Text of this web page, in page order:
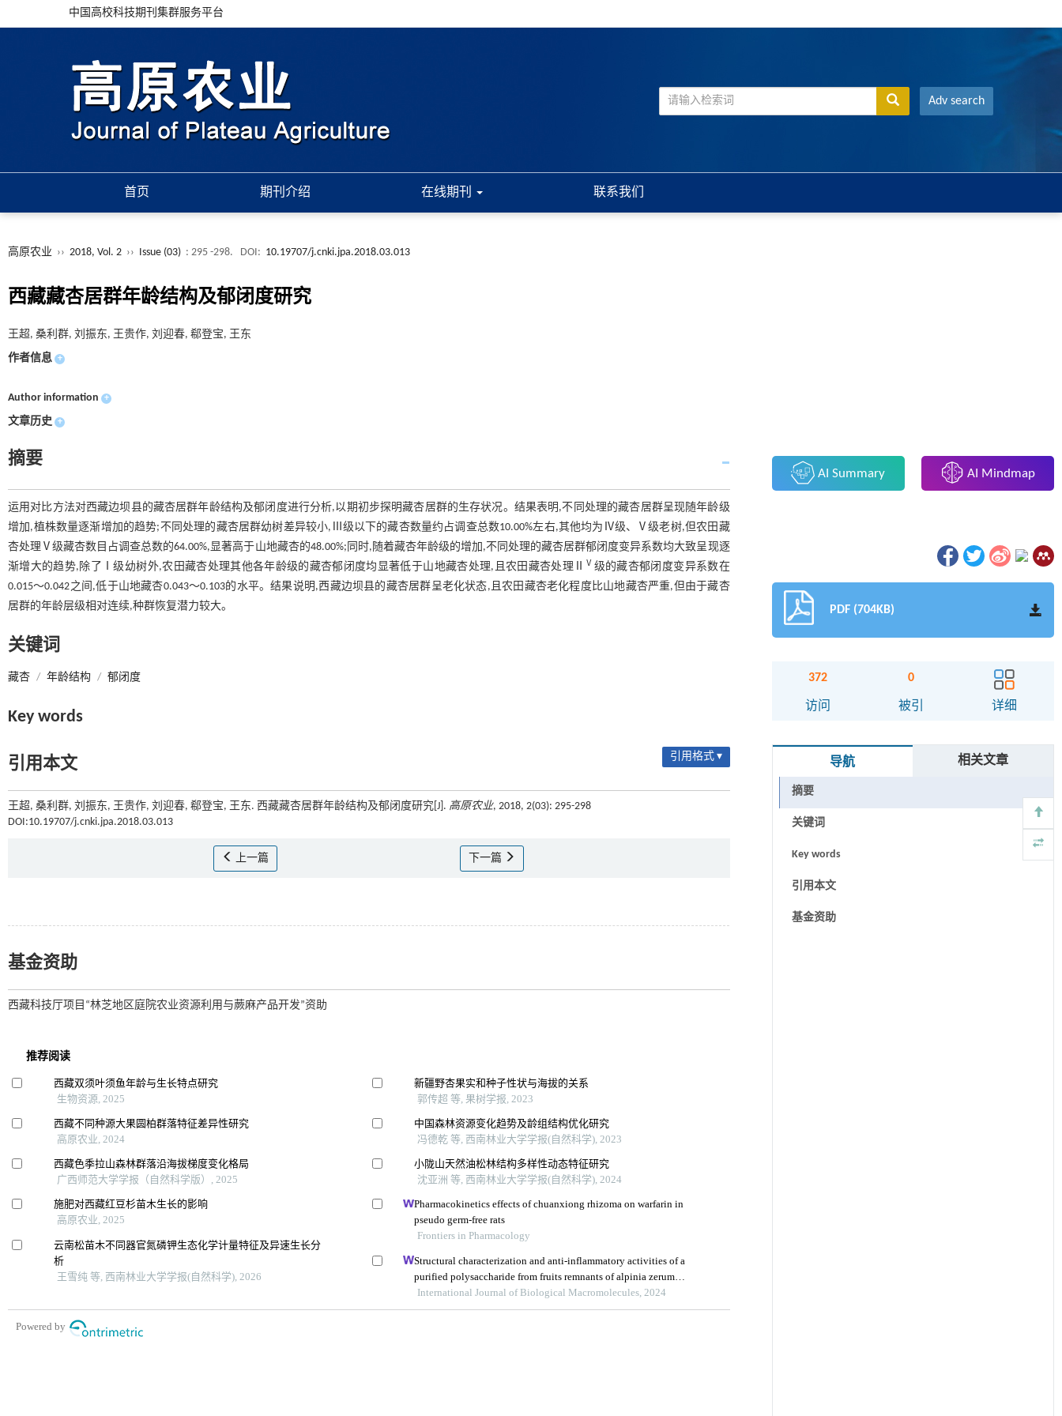
中国高校科技期刊集群服务平台
Adv search
首页 期刊介绍 在线期刊 联系我们
高原农业 ›› 2018, Vol. 2 ›› Issue (03) : 295 -298. DOI: 10.19707/j.cnki.jpa.2018.03.013
西藏藏杏居群年龄结构及郁闭度研究
王超, 桑利群, 刘振东, 王贵作, 刘迎春, 郗登宝, 王东
作者信息 +
Author information +
文章历史 +
摘要
运用对比方法对西藏边坝县的藏杏居群年龄结构及郁闭度进行分析,以期初步探明藏杏居群的生存状况。结果表明,不同处理的藏杏居群呈现随年龄级
增加,植株数量逐渐增加的趋势;不同处理的藏杏居群幼树差异较小,Ⅲ级以下的藏杏数量约占调查总数10.00%左右,其他均为Ⅳ级、Ⅴ级老树,但农田藏
杏处理Ⅴ级藏杏数目占调查总数的64.00%,显著高于山地藏杏的48.00%;同时,随着藏杏年龄级的增加,不同处理的藏杏居群郁闭度变异系数均大致呈现逐
渐增大的趋势,除了Ⅰ级幼树外,农田藏杏处理其他各年龄级的藏杏郁闭度均显著低于山地藏杏处理,且农田藏杏处理Ⅱ Ⅴ 级的藏杏郁闭度变异系数在
0.015～0.042之间,低于山地藏杏0.043～0.103的水平。结果说明,西藏边坝县的藏杏居群呈老化状态,且农田藏杏老化程度比山地藏杏严重,但由于藏杏
居群的年龄层级相对连续,种群恢复潜力较大。
关键词
藏杏 / 年龄结构 / 郁闭度
Key words
引用本文 引用格式 ▾
王超, 桑利群, 刘振东, 王贵作, 刘迎春, 郗登宝, 王东. 西藏藏杏居群年龄结构及郁闭度研究[J]. 高原农业, 2018, 2(03): 295-298
DOI:10.19707/j.cnki.jpa.2018.03.013
上一篇 下一篇
基金资助
西藏科技厅项目“林芝地区庭院农业资源利用与蕨麻产品开发”资助
AI Summary AI Mindmap
PDF (704KB)
372
访问
0
被引 详细
导航 相关文章
摘要
关键词
Key words
引用本文
基金资助